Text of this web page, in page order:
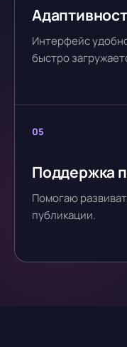
Интерфейс
быстро
05
Поддержка
Помогаю
публикации.